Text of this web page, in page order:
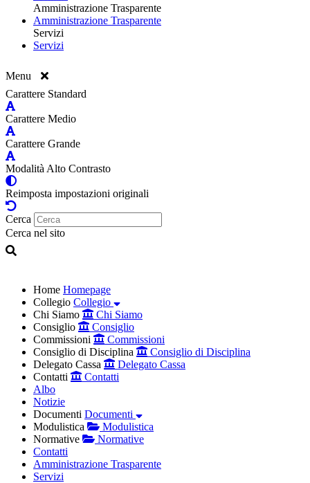
Amministrazione Trasparente
Amministrazione Trasparente
Servizi
Servizi
Menu
Carattere Standard
Carattere Medio
Carattere Grande
Modalità Alto Contrasto
Reimposta impostazioni originali
Cerca
Cerca nel sito
Home Homepage
Collegio Collegio
Chi Siamo
Chi Siamo
Consiglio
Consiglio
Commissioni
Commissioni
Consiglio di Disciplina
Consiglio di Disciplina
Delegato Cassa
Delegato Cassa
Contatti
Contatti
Albo
Notizie
Documenti Documenti
Modulistica
Modulistica
Normative
Normative
Contatti
Amministrazione Trasparente
Servizi